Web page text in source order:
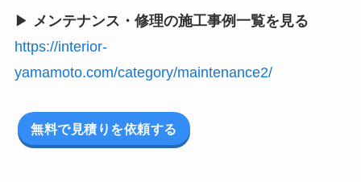
▶ メンテナンス・修理の施工事例一覧を見る
https://interior-
yamamoto.com/category/maintenance2/
無料で見積りを依頼する